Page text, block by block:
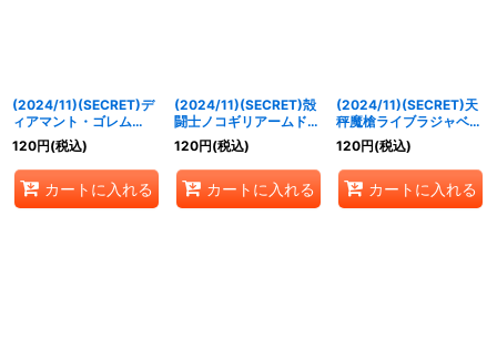
(2024/11)(SECRET)デ
ィアマント・ゴレム
(BSC44収録)【M-
SEC】{BS51-076}
《青》
120円(税込)
カートに入れる
(2024/11)(SECRET)殻
闘士ノコギリアームド
(BSC44収録)【M-
SEC】{BS52-026}
《緑》
120円(税込)
カートに入れる
(2024/11)(SECRET)天
秤魔槍ライブラジャベリ
ン(BSC44収録)【R-
SEC】{BS52-CP08}
《青》
120円(税込)
カートに入れる